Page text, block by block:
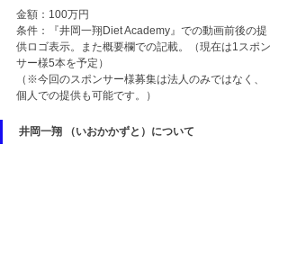
金額：100万円
条件：『井岡一翔Diet Academy』での動画前後の提
供ロゴ表示。また概要欄での記載。（現在は1スポン
サー様5本を予定）
（※今回のスポンサー様募集は法人のみではなく、
個人での提供も可能です。）
井岡一翔 （いおかかずと）について